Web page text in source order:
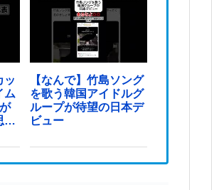
ッ
ム
っ
【なんで】竹島ソング
を歌う韓国アイドルグ
ループが待望の日本デ
ビュー